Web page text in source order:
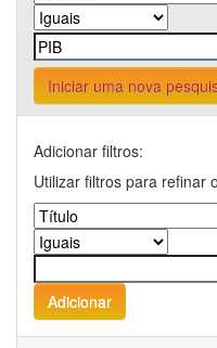
Iniciar uma nova
Adicionar filtros:
Utilizar filtros para refinar